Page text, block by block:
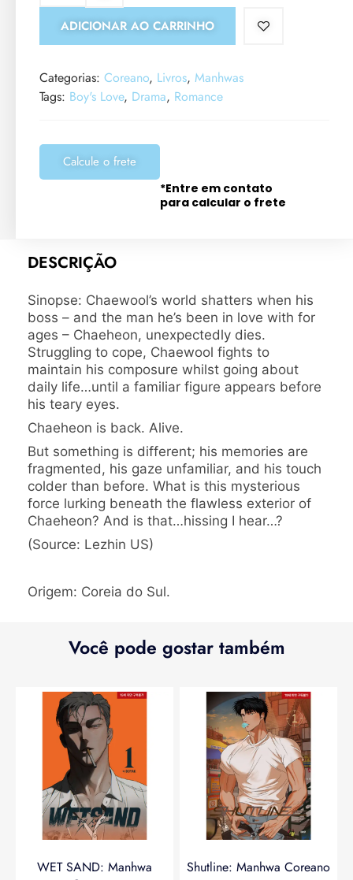
ADICIONAR AO CARRINHO
Categorias: Coreano, Livros, Manhwas
Tags: Boy's Love, Drama, Romance
Calcule o frete
*Entre em contato
para calcular o frete
DESCRIÇÃO
Sinopse: Chaewool’s world shatters when his
boss – and the man he’s been in love with for
ages – Chaeheon, unexpectedly dies.
Struggling to cope, Chaewool fights to
maintain his composure whilst going about
daily life…until a familiar figure appears before
his teary eyes.
Chaeheon is back. Alive.
But something is different; his memories are
fragmented, his gaze unfamiliar, and his touch
colder than before. What is this mysterious
force lurking beneath the flawless exterior of
Chaeheon? And is that…hissing I hear…?
(Source: Lezhin US)
Origem: Coreia do Sul.
Você pode gostar também
WET SAND: Manhwa
Shutline: Manhwa Coreano